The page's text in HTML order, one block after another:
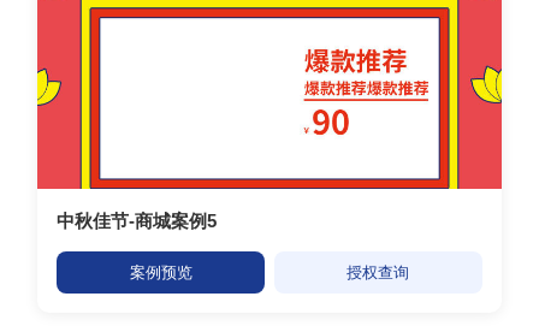
中秋佳节-商城案例5
案例预览 授权查询